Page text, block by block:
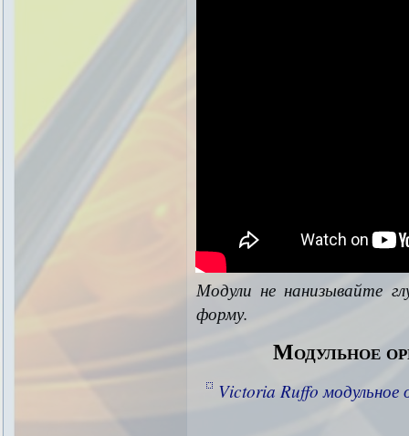
Модули не нанизывайте
форму.
Модульное
Victoria Ruffo